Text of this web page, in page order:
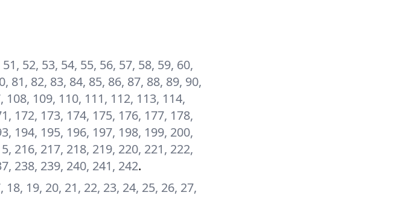
52, 53, 54, 55, 56, 57, 58, 59, 60,
81, 82, 83, 84, 85, 86, 87, 88, 89, 90,
109, 110, 111, 112, 113, 114,
172, 173, 174, 175, 176, 177, 178,
194, 195, 196, 197, 198, 199, 200,
216, 217, 218, 219, 220, 221, 222,
238, 239, 240, 241, 242.
18, 19, 20, 21, 22, 23, 24, 25, 26, 27,